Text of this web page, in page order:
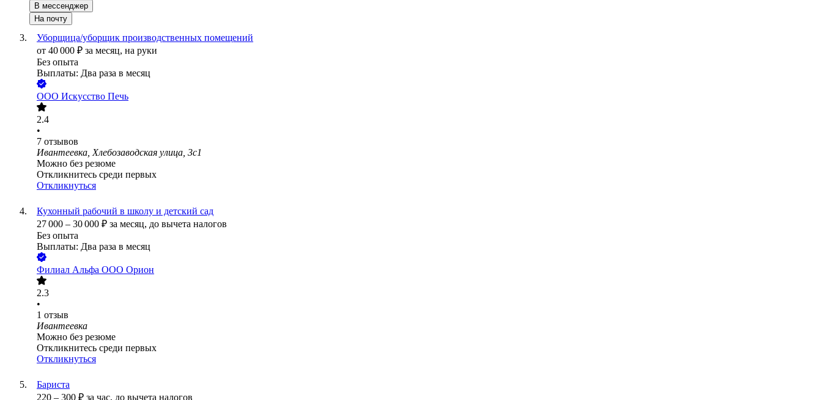
В мессенджер
На почту
Уборщица/уборщик производственных помещений
от 40 000 ₽ за месяц, на руки
Без опыта
Выплаты: Два раза в месяц
ООО Искусство Печь
2.4
•
7 отзывов
Ивантеевка, Хлебозаводская улица, 3с1
Можно без резюме
Откликнитесь среди первых
Откликнуться
Кухонный рабочий в школу и детский сад
27 000 – 30 000 ₽ за месяц, до вычета налогов
Без опыта
Выплаты: Два раза в месяц
Филиал Альфа ООО Орион
2.3
•
1 отзыв
Ивантеевка
Можно без резюме
Откликнитесь среди первых
Откликнуться
Бариста
220 – 300 ₽ за час, до вычета налогов